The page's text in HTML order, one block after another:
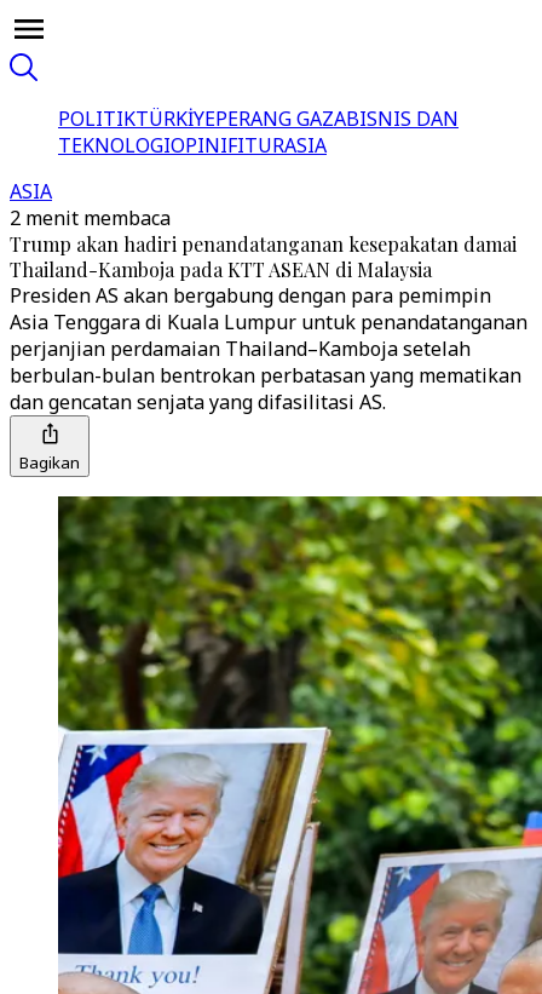
POLITIKTÜRKİYEPERANG GAZABISNIS DAN
TEKNOLOGIOPINIFITURASIA
ASIA
2 menit membaca
Trump akan hadiri penandatanganan kesepakatan damai
Thailand-Kamboja pada KTT ASEAN di Malaysia
Presiden AS akan bergabung dengan para pemimpin
Asia Tenggara di Kuala Lumpur untuk penandatanganan
perjanjian perdamaian Thailand–Kamboja setelah
berbulan-bulan bentrokan perbatasan yang mematikan
dan gencatan senjata yang difasilitasi AS.
Bagikan